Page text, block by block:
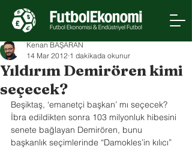
Yıldırım Demirören kimi
seçecek?
Kenan BAŞARAN
14 Mar 2012 1 dakikada okunur
Beşiktaş, ‘emanetçi başkan’ mı seçecek?
İbra edildikten sonra 103 milyonluk hibesini
senete bağlayan Demirören, bunu
başkanlık seçimlerinde “Damokles’in kılıcı”